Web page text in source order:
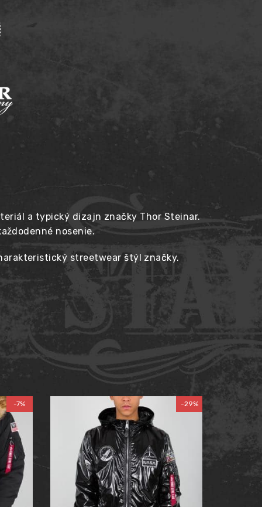
a typický dizajn značky Thor Steinar.
nosenie.
streetwear štýl značky.
-7% -29%